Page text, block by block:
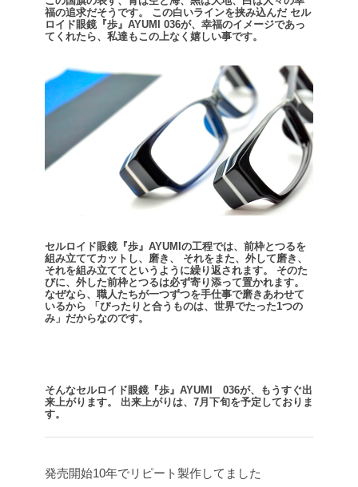
福の追求だそうです。
この白いラインを挟み込んだ セル
ロイド眼鏡『歩』AYUMI 036が、幸福のイメージであっ
てくれたら、私達もこの上なく嬉しい事です。
セルロイド眼鏡『歩』AYUMIの工程では、前枠とつるを
組み立ててカットし、磨き、
それをまた、外して磨き、
それを組み立ててというように繰り返されます。
そのた
びに、外した前枠とつるは必ず寄り添って置かれます。
なぜなら、職人たちが一つずつを手仕事で磨きあわせて
いるから
「ぴったりと合うものは、世界でたった1つの
み」だからなのです。
そんなセルロイド眼鏡『歩』AYUMI 036が、もうすぐ出
来上がります。
出来上がりは、7月下旬を予定しておりま
す。
発売開始10年でリピート製作してました